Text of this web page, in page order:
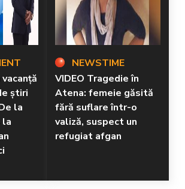
știri
la
la
NEWSTIME
VIDEO Tragedie în
Atena: femeie găsită
fără suflare într-o
valiză, suspect un
refugiat afgan